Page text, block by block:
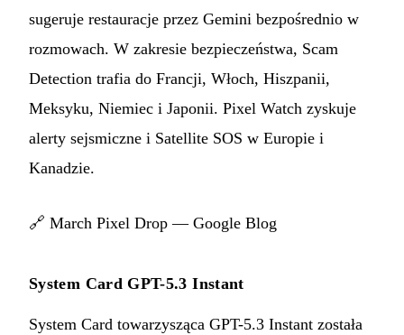
sugeruje restauracje przez Gemini bezpośrednio w
rozmowach. W zakresie bezpieczeństwa, Scam
Detection trafia do Francji, Włoch, Hiszpanii,
Meksyku, Niemiec i Japonii. Pixel Watch zyskuje
alerty sejsmiczne i Satellite SOS w Europie i
Kanadzie.
🔗 March Pixel Drop — Google Blog
System Card GPT-5.3 Instant
System Card towarzysząca GPT-5.3 Instant została